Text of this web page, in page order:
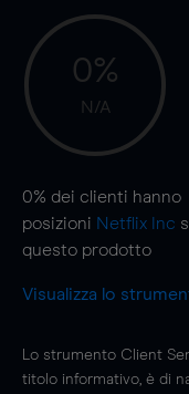
0%
N/A
0% dei clienti hanno
posizioni Netflix Inc
questo prodotto
Visualizza lo
Lo strumento Client
titolo informativo, è di